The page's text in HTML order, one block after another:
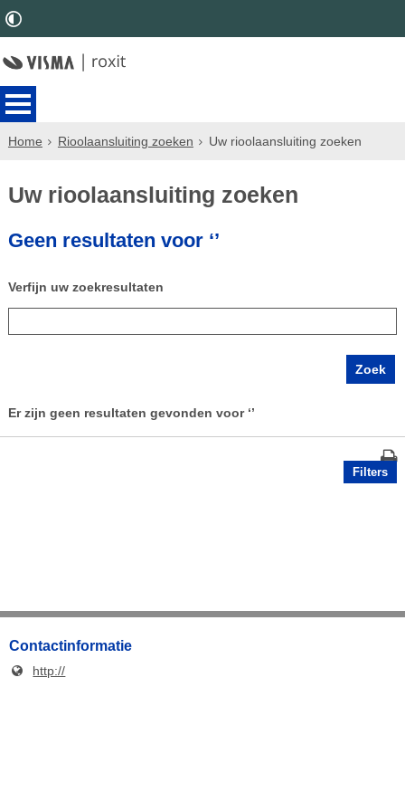
Home Rioolaansluiting zoeken Uw rioolaansluiting zoeken
Uw rioolaansluiting zoeken
Geen resultaten voor ‘’
Verfijn uw zoekresultaten
Er zijn geen resultaten gevonden voor ‘’
Filters
Contactinformatie
http://